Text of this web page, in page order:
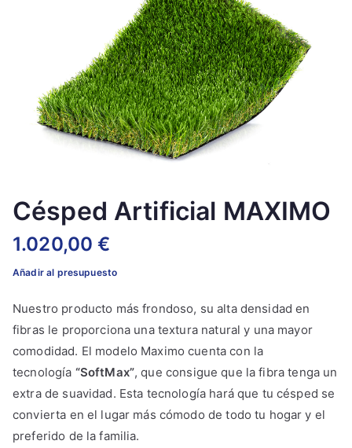
Césped Artificial MAXIMO
1.020,00€
Nuestro producto más frondoso, su alta densidad en
fibras le proporciona una textura natural y una mayor
comodidad. El modelo Maximo cuenta con la
tecnología “SoftMax”, que consigue que la fibra tenga un
extra de suavidad. Esta tecnología hará que tu césped se
convierta en el lugar más cómodo de todo tu hogar y el
preferido de la familia.
Añadir al presupuesto